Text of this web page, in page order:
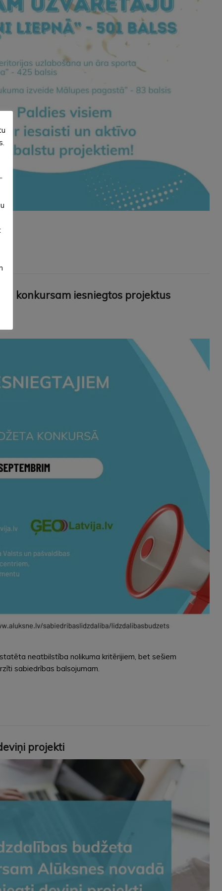
konkursam iesniegtos projektus
neatbilstība nolikuma kritērijiem, bet sešiem
sabiedrības balsojumam.
projekti